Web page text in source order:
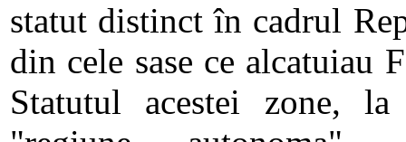
statut distinct în cadrul
din cele sase ce alcatuiau
Statutul acestei zone,